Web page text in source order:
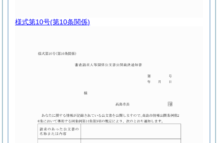
様式第10号(第10条関係)